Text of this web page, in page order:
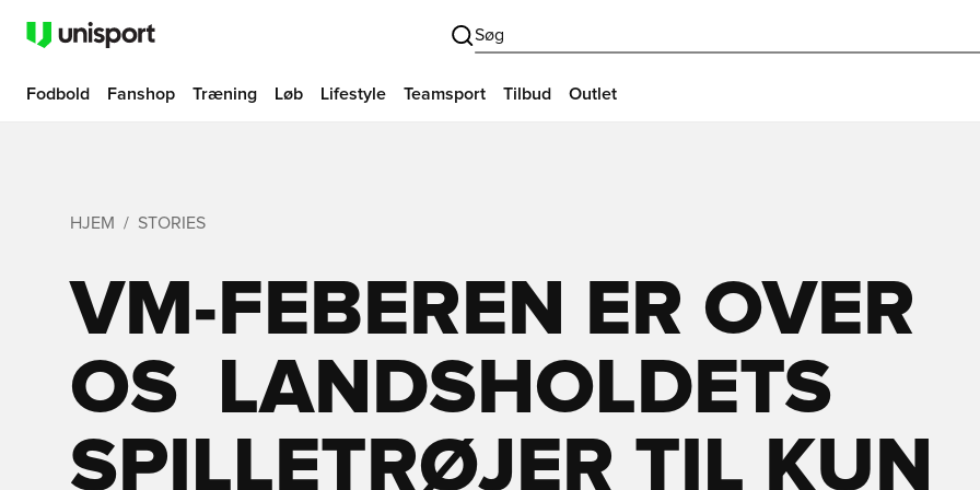
Søg
Fodbold Fanshop Træning Løb Lifestyle Teamsport Tilbud Outlet
HJEM STORIES
VM-FEBEREN ER OVER
OS  LANDSHOLDETS
SPILLETRØJER TIL KUN